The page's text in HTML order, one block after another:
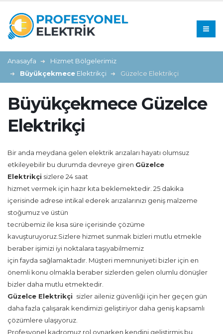
Anasayfa
Hizmet Bölgelerimiz
Büyükçekmece Elektrikçi Güzelce Elektrikçi
Büyükçekmece Güzelce
Elektrikçi
Bir anda meydana gelen elektrik arızaları hayatı olumsuz
etkileyebilir bu durumda devreye giren Güzelce
Elektrikçi sizlere 24 saat
hizmet vermek için hazır kıta beklemektedir. 25 dakika
içerisinde adrese intikal ederek arızalarınızı geniş malzeme
stoğumuz ve üstün
tecrübemiz ile kısa süre içerisinde çözüme
kavuşturuyoruz.Sizlere hizmet sunmak bizleri mutlu etmekle
beraber işimizi iyi noktalara taşıyabilmemiz
için fayda sağlamaktadır. Müşteri memnuniyeti bizler için en
önemli konu olmakla beraber sizlerden gelen olumlu dönüşler
bizler daha mutlu etmektedir.
Güzelce Elektrikçi sizler aileniz güvenliği için her geçen gün
daha fazla çalışarak kendimizi geliştiriyor daha geniş kapsamlı
çözümlere ulaşıyoruz.
Profesyonel kadromuz rol oynarken kendini geliştirmiş bu